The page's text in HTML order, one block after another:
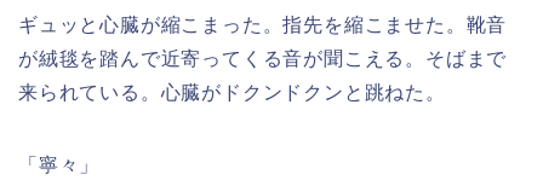
ギュッと心臓が縮こまった。指先を縮こませた。靴音
が絨毯を踏んで近寄ってくる音が聞こえる。そばまで
来られている。心臓がドクンドクンと跳ねた。
「寧々」